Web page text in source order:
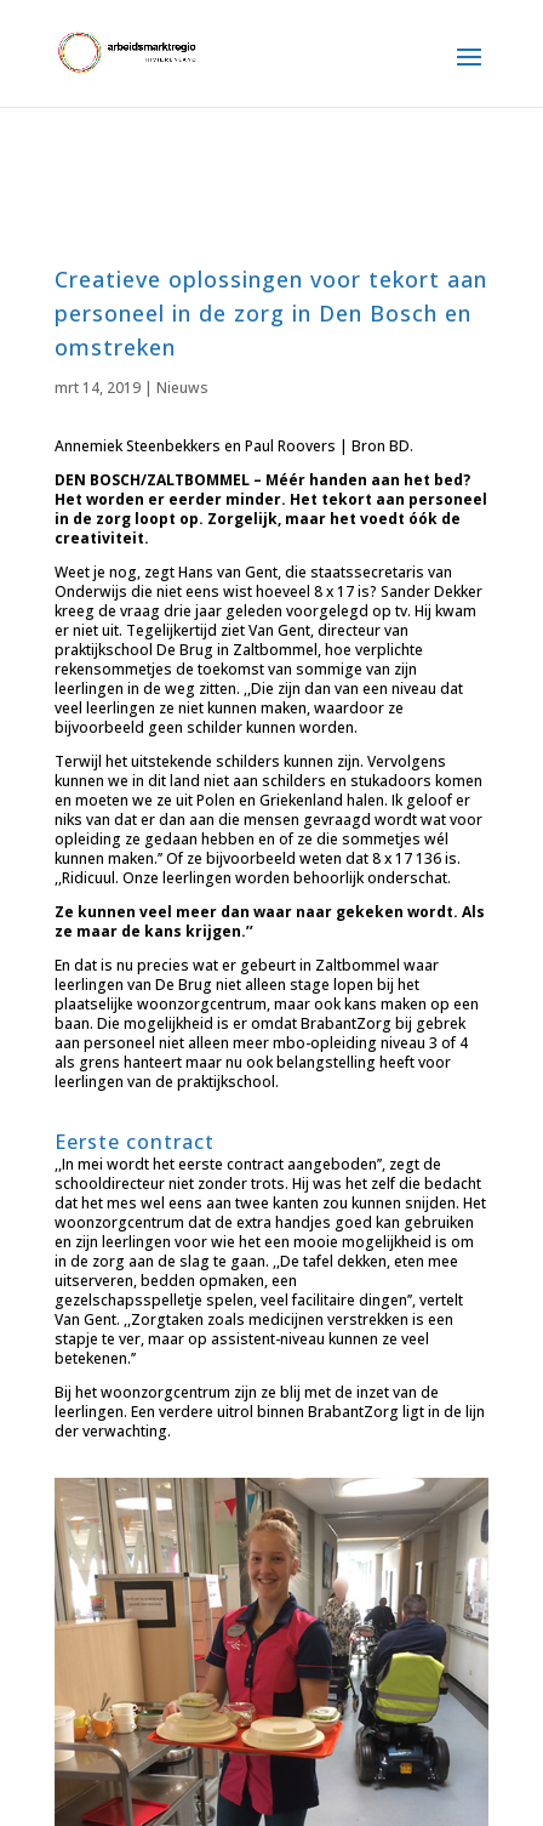
Creatieve oplossingen voor tekort aan
personeel in de zorg in Den Bosch en
omstreken
mrt 14, 2019| Nieuws
Annemiek Steenbekkers en Paul Roovers | Bron BD.
DEN BOSCH/ZALTBOMMEL – Méér handen aan het bed?
Het worden er eerder minder. Het tekort aan personeel
in de zorg loopt op. Zorgelijk, maar het voedt óók de
creativiteit.
Weet je nog, zegt Hans van Gent, die staatssecretaris van
Onderwijs die niet eens wist hoeveel 8 x 17 is? Sander Dekker
kreeg de vraag drie jaar geleden voorgelegd op tv. Hij kwam
er niet uit. Tegelijkertijd ziet Van Gent, directeur van
praktijkschool De Brug in Zaltbommel, hoe verplichte
rekensommetjes de toekomst van sommige van zijn
leerlingen in de weg zitten. ,,Die zijn dan van een niveau dat
veel leerlingen ze niet kunnen maken, waardoor ze
bijvoorbeeld geen schilder kunnen worden.
Terwijl het uitstekende schilders kunnen zijn. Vervolgens
kunnen we in dit land niet aan schilders en stukadoors komen
en moeten we ze uit Polen en Griekenland halen. Ik geloof er
niks van dat er dan aan die mensen gevraagd wordt wat voor
opleiding ze gedaan hebben en of ze die sommetjes wél
kunnen maken.’’ Of ze bijvoorbeeld weten dat 8 x 17 136 is.
,,Ridicuul. Onze leerlingen worden behoorlijk onderschat.
Ze kunnen veel meer dan waar naar gekeken wordt. Als
ze maar de kans krijgen.’’
En dat is nu precies wat er gebeurt in Zaltbommel waar
leerlingen van De Brug niet alleen stage lopen bij het
plaatselijke woonzorgcentrum, maar ook kans maken op een
baan. Die mogelijkheid is er omdat BrabantZorg bij gebrek
aan personeel niet alleen meer mbo-opleiding niveau 3 of 4
als grens hanteert maar nu ook belangstelling heeft voor
leerlingen van de praktijkschool.
Eerste contract
,,In mei wordt het eerste contract aangeboden’’, zegt de
schooldirecteur niet zonder trots. Hij was het zelf die bedacht
dat het mes wel eens aan twee kanten zou kunnen snijden. Het
woonzorgcentrum dat de extra handjes goed kan gebruiken
en zijn leerlingen voor wie het een mooie mogelijkheid is om
in de zorg aan de slag te gaan. ,,De tafel dekken, eten mee
uitserveren, bedden opmaken, een
gezelschapsspelletje spelen, veel facilitaire dingen’’, vertelt
Van Gent. ,,Zorgtaken zoals medicijnen verstrekken is een
stapje te ver, maar op assistent-niveau kunnen ze veel
betekenen.’’
Bij het woonzorgcentrum zijn ze blij met de inzet van de
leerlingen. Een verdere uitrol binnen BrabantZorg ligt in de lijn
der verwachting.